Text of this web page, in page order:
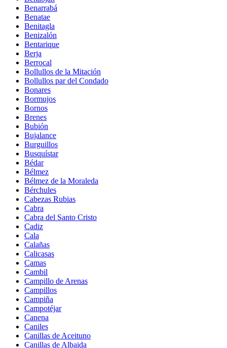
Benarrabá
Benatae
Benitagla
Benizalón
Bentarique
Berja
Berrocal
Bollullos de la Mitación
Bollullos par del Condado
Bonares
Bormujos
Bornos
Brenes
Bubión
Bujalance
Burguillos
Busquístar
Bédar
Bélmez
Bélmez de la Moraleda
Bérchules
Cabezas Rubias
Cabra
Cabra del Santo Cristo
Cadiz
Cala
Calañas
Calicasas
Camas
Cambil
Campillo de Arenas
Campillos
Campiña
Campotéjar
Canena
Caniles
Canillas de Aceituno
Canillas de Albaida